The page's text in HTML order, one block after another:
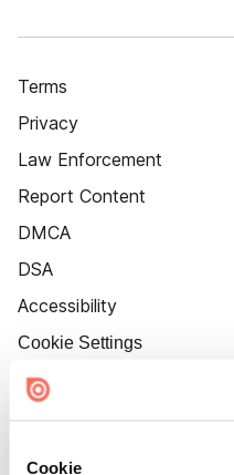
Cookie
Terms
Privacy
Law Enforcement
Report Content
DMCA
DSA
Accessibility
Cookie Settings